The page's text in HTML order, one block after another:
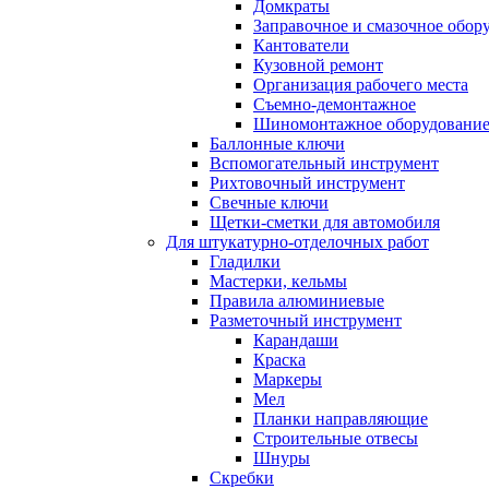
Домкраты
Заправочное и смазочное
Кантователи
Кузовной ремонт
Организация рабочего места
Съемно-демонтажное
Шиномонтажное оборудование
Баллонные ключи
Вспомогательный инструмент
Рихтовочный инструмент
Свечные ключи
Щетки-сметки для автомобиля
Для штукатурно-отделочных работ
Гладилки
Мастерки, кельмы
Правила алюминиевые
Разметочный инструмент
Карандаши
Краска
Маркеры
Мел
Планки направляющие
Строительные отвесы
Шнуры
Скребки